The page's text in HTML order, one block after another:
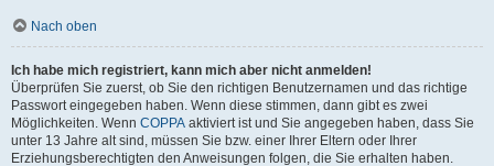
Nach oben
Ich habe mich registriert, kann mich aber nicht anmelden!
Überprüfen Sie zuerst, ob Sie den richtigen Benutzernamen und das richtige
Passwort eingegeben haben. Wenn diese stimmen, dann gibt es zwei
Möglichkeiten. Wenn COPPA aktiviert ist und Sie angegeben haben, dass Sie
unter 13 Jahre alt sind, müssen Sie bzw. einer Ihrer Eltern oder Ihrer
Erziehungsberechtigten den Anweisungen folgen, die Sie erhalten haben.